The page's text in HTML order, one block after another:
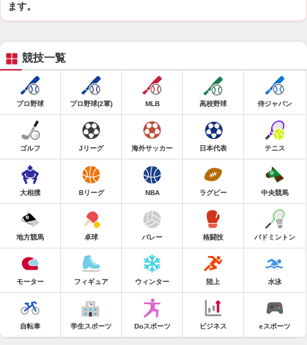
ます。
競技一覧
プロ野球 プロ野球(2軍) MLB 高校野球 侍ジャパン
ゴルフ Jリーグ 海外サッカー 日本代表 テニス
大相撲 Bリーグ NBA ラグビー 中央競馬
地方競馬 卓球 バレー 格闘技 バドミントン
モーター フィギュア ウィンター 陸上 水泳
自転車 学生スポーツ Doスポーツ ビジネス eスポーツ